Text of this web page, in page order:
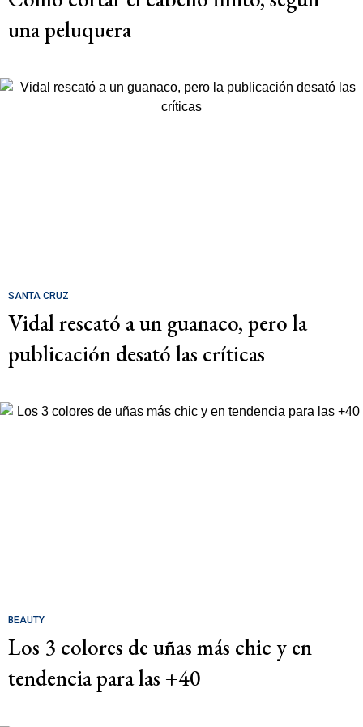
una peluquera
SANTA CRUZ
Vidal rescató a un guanaco, pero la
publicación desató las críticas
BEAUTY
Los 3 colores de uñas más chic y en
tendencia para las +40